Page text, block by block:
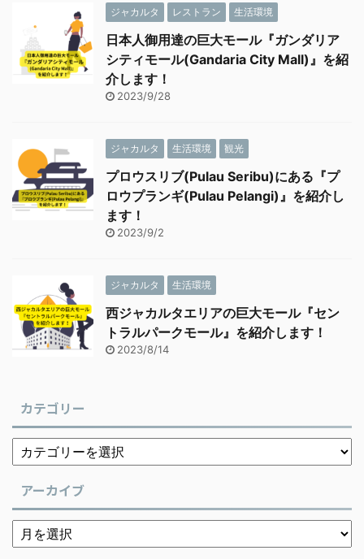
ジャカルタ レストラン 生活環境
日本人御用達の巨大モール『ガンダリア
シティモール(Gandaria City Mall)』を紹
介します！
2023/9/28
ジャカルタ 生活環境 観光
プロウスリブ(Pulau Seribu)にある『プ
ロウプランギ(Pulau Pelangi)』を紹介し
ます！
2023/9/2
ジャカルタ 生活環境
西ジャカルタエリアの巨大モール『セン
トラルパークモール』を紹介します！
2023/8/14
カテゴリー
アーカイブ